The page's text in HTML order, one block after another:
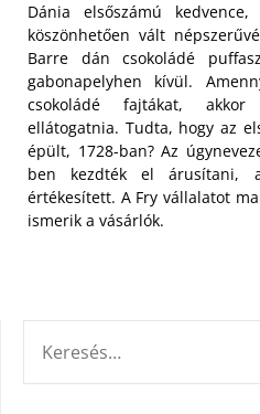
Dánia elsőszámú
köszönhetően vált
Barre dán csokoládé
gabonapelyhen kívül.
csokoládé fajtákat,
ellátogatnia. Tudta, hogy az
épült, 1728-ban? Az
ben kezdték el árusítani,
értékesített. A Fry vállalatot
ismerik a vásárlók.